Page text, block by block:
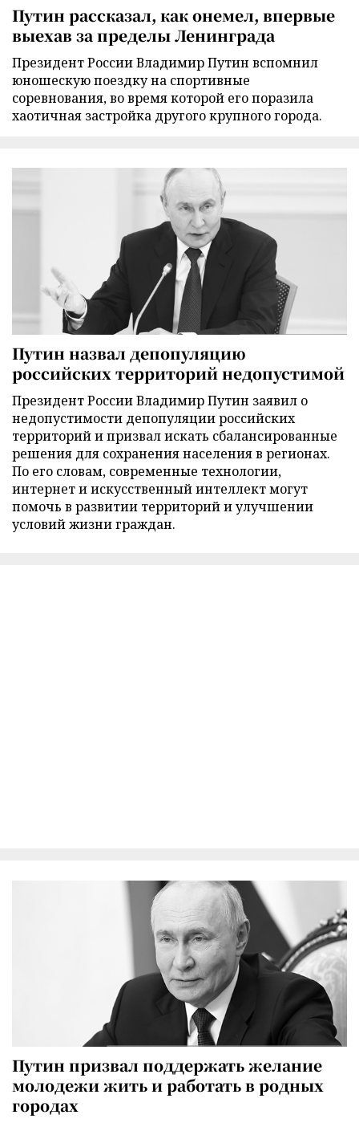
Путин рассказал, как онемел, впервые
выехав за пределы Ленинграда
Президент России Владимир Путин вспомнил
юношескую поездку на спортивные
соревнования, во время которой его поразила
хаотичная застройка другого крупного города.
Путин назвал депопуляцию
российских территорий недопустимой
Президент России Владимир Путин заявил о
недопустимости депопуляции российских
территорий и призвал искать сбалансированные
решения для сохранения населения в регионах.
По его словам, современные технологии,
интернет и искусственный интеллект могут
помочь в развитии территорий и улучшении
условий жизни граждан.
Путин призвал поддержать желание
молодежи жить и работать в родных
городах